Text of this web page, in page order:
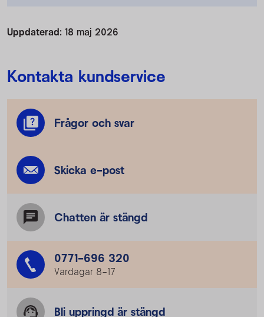
Uppdaterad: 18 maj 2026
Kontakta kundservice
Frågor och svar
Skicka e-post
Chatten är stängd
0771-696 320
Vardagar 8–17
Bli uppringd är stängd